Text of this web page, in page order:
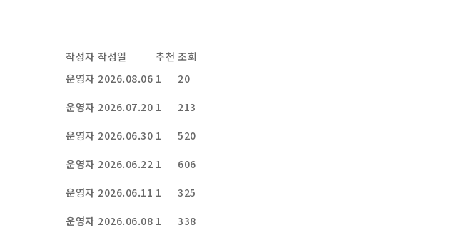
작성자 작성일 추천 조회
운영자 2026.08.06 1
20
운영자 2026.07.20 1
213
운영자 2026.06.30 1
520
운영자 2026.06.22 1
606
운영자 2026.06.11 1
325
운영자 2026.06.08 1
338